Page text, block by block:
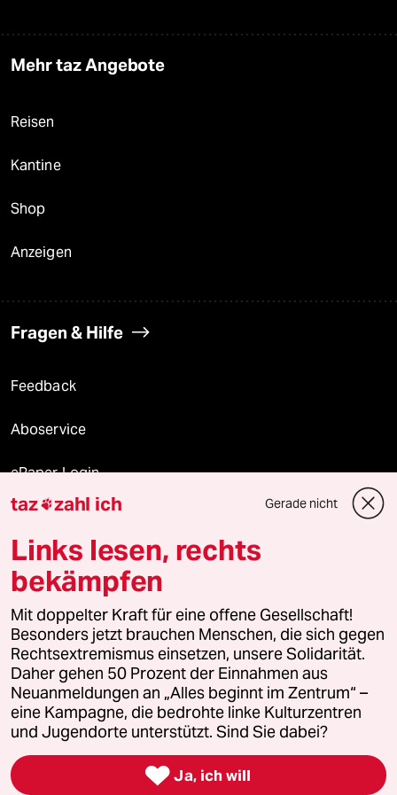
Mehr taz Angebote
Reisen
Kantine
Shop
Anzeigen
Fragen & Hilfe
Feedback
Aboservice
ePaper Login
Downloads für Abonnierende
© 2026 taz Verlags und Vertriebs GmbH
Alle Rechte vorbehalten. Bei rechtlichen Fragen oder für Genehmigungen
wenden Sie sich bitte an lizenzen@taz.de
Feedback Redaktionsstatut Kommune-Richtlinien
Leitlinie Informant Datenschutz Impressum AGB
Seitenwende Einwilligungen widerrufen (Ads)
taz zahl ich Gerade nicht
Links lesen, rechts
bekämpfen
Mit doppelter Kraft für eine offene Gesellschaft!
Besonders jetzt brauchen Menschen, die sich gegen
Rechtsextremismus einsetzen, unsere Solidarität.
Daher gehen 50 Prozent der Einnahmen aus
Neuanmeldungen an „Alles beginnt im Zentrum“ –
eine Kampagne, die bedrohte linke Kulturzentren
und Jugendorte unterstützt. Sind Sie dabei?
 Ja, ich will